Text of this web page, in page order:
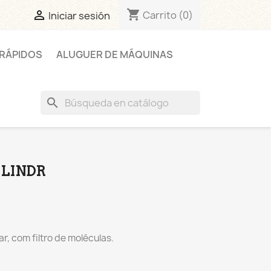
 Iniciar sesión shopping_cart Carrito (0)
ALUGUER DE MÁQUINAS
search
LINDR
com filtro de moléculas.